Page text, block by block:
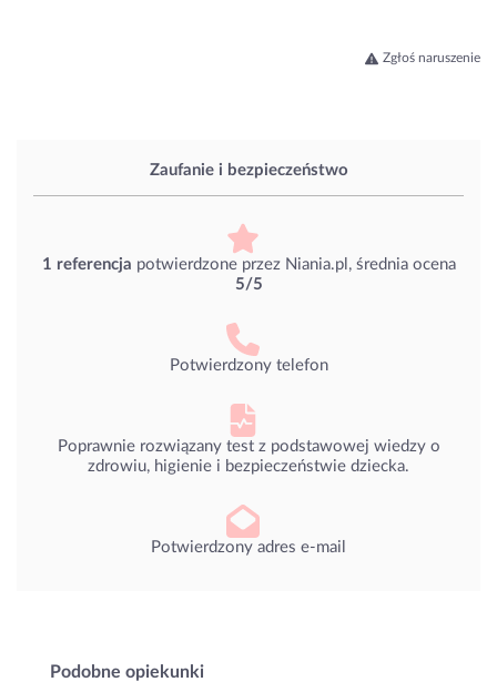
Zaufanie i bezpieczeństwo
1 referencja potwierdzone przez Niania.pl, średnia ocena
5/5
Potwierdzony telefon
Poprawnie rozwiązany test z podstawowej wiedzy o
zdrowiu, higienie i bezpieczeństwie dziecka.
Potwierdzony adres e-mail
Podobne opiekunki
Zgłoś naruszenie